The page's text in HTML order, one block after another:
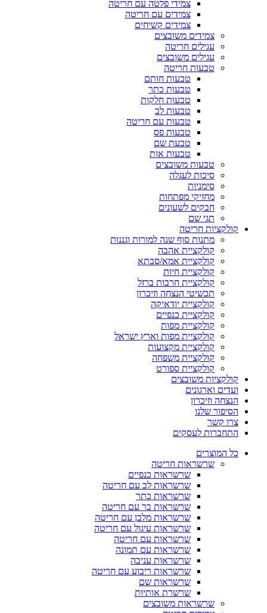
צמידי פלטה עם חריטה
צמידים עם חריטה
צמידים קשיחים
צמידים משובצים
עגילים חריטה
עגילים משובצים
טבעות חריטה
טבעות חותם
טבעות כתר
טבעות חלקות
טבעות לב
טבעות עם חריטה
טבעות פס
טבעת שם
טבעות אות
טבעות משובצים
סיכות לעגלה
סימניות
מחזיקי מפתחות
חבקים לשעונים
תגי שם
קולקציות חריטה
מתנות סוף שנה למורות וגננות
קולקציית אהבה
קולקציית אמא/סבתא
קולקציית חיות
קולקציית חרבות ברזל
תכשיטי הנצחה וזיכרון
קולקציית יודאיקה
קולקציית כנפיים
קולקציית מפות
קולקציית מפות וארץ ישראל
קולקציית מקצועות
קולקציית משפחה
קולקציית ספורט
קולקציות משובצים
ועדים וארגונים
הנצחה וזיכרון
הסיפור שלנו
צרו קשר
התחברות לעסקים
כל המוצרים
שרשראות חריטה
שרשראות כנפיים
שרשראות לב עם חריטה
שרשראות כתר
שרשראות בר עם חריטה
שרשראות מלבן עם חריטה
שרשראות עיגול עם חריטה
שרשראות עם חריטה
שרשראות עם תמונה
שרשראות עניבה
שרשראות ריבוע עם חריטה
שרשראות שם
שרשרת אותיות
שרשראות משובצים